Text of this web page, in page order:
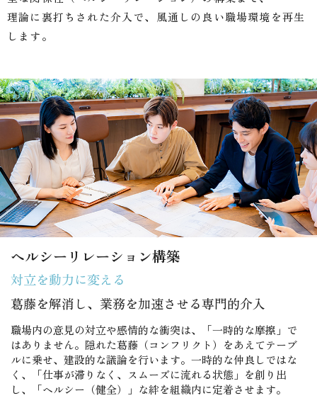
理論に裏打ちされた介入で、風通しの良い職場環境を再生
します。
ヘルシーリレーション構築
対立を動力に変える
葛藤を解消し、業務を加速させる専門的介入
職場内の意見の対立や感情的な衝突は、「一時的な摩擦」で
はありません。隠れた葛藤（コンフリクト）をあえてテーブ
ルに乗せ、建設的な議論を行います。一時的な仲良しではな
く、「仕事が滞りなく、スムーズに流れる状態」を創り出
し、「ヘルシー（健全）」な絆を組織内に定着させます。